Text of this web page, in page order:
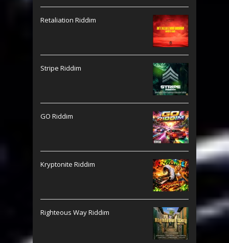
Retaliation Riddim
Stripe Riddim
GO Riddim
Kryptonite Riddim
Righteous Way Riddim